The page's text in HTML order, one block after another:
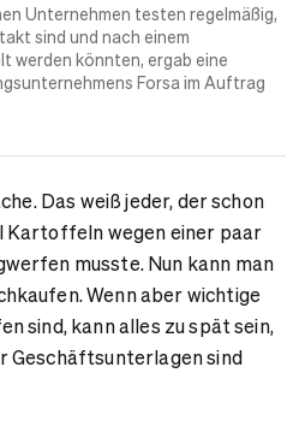
Unternehmen testen regelmäßig,
sind und nach einem
werden könnten, ergab eine
Forsa im Auftrag
Das weiß jeder, der schon
Kartoffeln wegen einer paar
musste. Nun kann man
Wenn aber wichtige
sind, kann alles zu spät sein,
Geschäftsunterlagen sind